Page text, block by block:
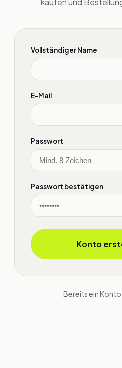
Vollständiger Name
E-Mail
Passwort
Passwort bestätigen
Konto
Bereits ein